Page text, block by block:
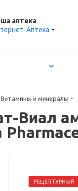
аптека
Аптека
Витамины и минералы
Виал
РЕЦЕПТУРНЫЙ